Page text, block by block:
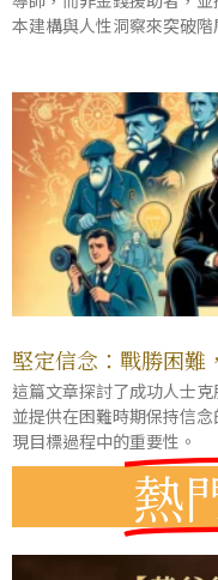
本建構與人性洞察來突破階
堅定信念：戰勝困難
這篇文章探討了成功人士
並提供在困難時期保持信
現目標過程中的重要性。
熱